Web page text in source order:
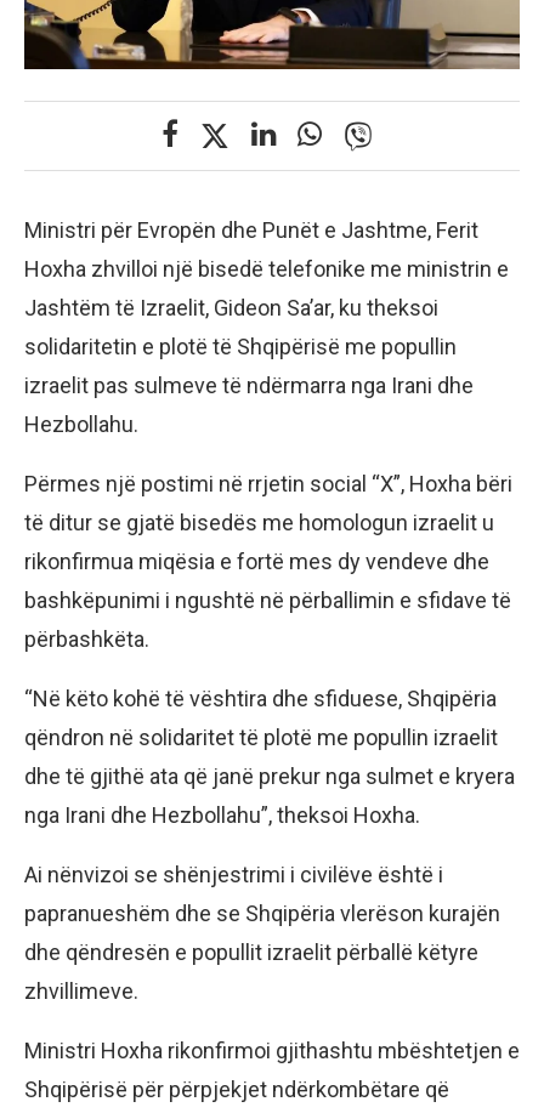
Ministri për Evropën dhe Punët e Jashtme, Ferit
Hoxha zhvilloi një bisedë telefonike me ministrin e
Jashtëm të Izraelit, Gideon Sa’ar, ku theksoi
solidaritetin e plotë të Shqipërisë me popullin
izraelit pas sulmeve të ndërmarra nga Irani dhe
Hezbollahu.
Përmes një postimi në rrjetin social “X”, Hoxha bëri
të ditur se gjatë bisedës me homologun izraelit u
rikonfirmua miqësia e fortë mes dy vendeve dhe
bashkëpunimi i ngushtë në përballimin e sfidave të
përbashkëta.
“Në këto kohë të vështira dhe sfiduese, Shqipëria
qëndron në solidaritet të plotë me popullin izraelit
dhe të gjithë ata që janë prekur nga sulmet e kryera
nga Irani dhe Hezbollahu”, theksoi Hoxha.
Ai nënvizoi se shënjestrimi i civilëve është i
papranueshëm dhe se Shqipëria vlerëson kurajën
dhe qëndresën e popullit izraelit përballë këtyre
zhvillimeve.
Ministri Hoxha rikonfirmoi gjithashtu mbështetjen e
Shqipërisë për përpjekjet ndërkombëtare që